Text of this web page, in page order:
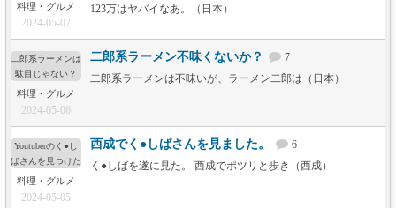
料理・グルメ
2024-05-07
123万はヤバイなあ。（日本）
二郎系ラーメンは
駄目じゃない？
料理・グルメ
2024-05-06
二郎系ラーメン不味くないか？
7
二郎系ラーメンは不味いが、ラーメン二郎は（日本）
Youtuberのく●し
ばさんを見つけた
料理・グルメ
2024-05-05
西成でく●しばさんを見ました。
6
く●しばを遂に見た。 西成でポツリと歩き（西成）